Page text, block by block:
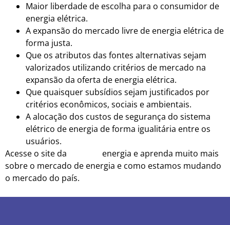
Maior liberdade de escolha para o consumidor de
energia elétrica.
A expansão do mercado livre de energia elétrica de
forma justa.
Que os atributos das fontes alternativas sejam
valorizados utilizando critérios de mercado na
expansão da oferta de energia elétrica.
Que quaisquer subsídios sejam justificados por
critérios econômicos, sociais e ambientais.
A alocação dos custos de segurança do sistema
elétrico de energia de forma igualitária entre os
usuários.
Acesse o site da
energia e aprenda muito mais
sobre o mercado de energia e como estamos mudando
o mercado do país.